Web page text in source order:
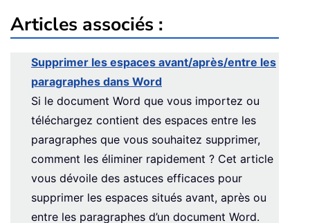
Articles associés :
Supprimer les espaces avant/après/entre les
paragraphes dans Word
Si le document Word que vous importez ou
téléchargez contient des espaces entre les
paragraphes que vous souhaitez supprimer,
comment les éliminer rapidement ? Cet article
vous dévoile des astuces efficaces pour
supprimer les espaces situés avant, après ou
entre les paragraphes d’un document Word.